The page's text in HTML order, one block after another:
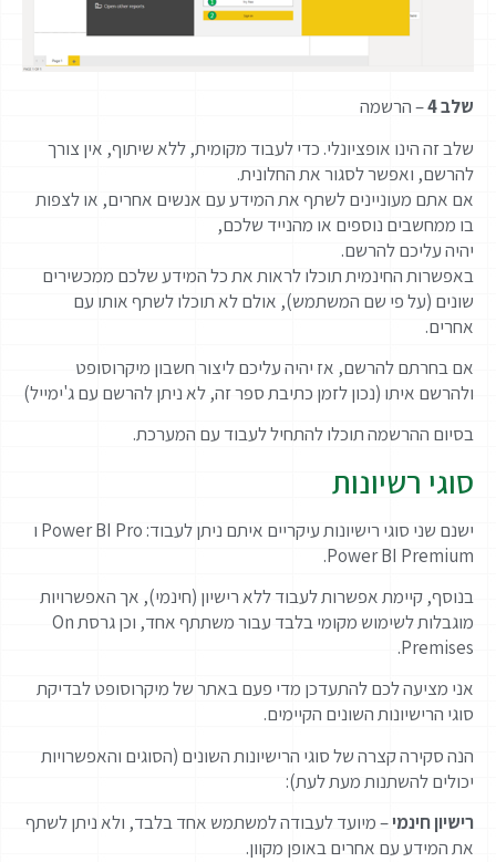
שלב 4 – הרשמה
שלב זה הינו אופציונלי. כדי לעבוד מקומית, ללא שיתוף, אין צורך
להרשם, ואפשר לסגור את החלונית.
אם אתם מעוניינים לשתף את המידע עם אנשים אחרים, או לצפות
בו ממחשבים נוספים או מהנייד שלכם,
יהיה עליכם להרשם.
באפשרות החינמית תוכלו לראות את כל המידע שלכם ממכשירים
שונים (על פי שם המשתמש), אולם לא תוכלו לשתף אותו עם
אחרים.
אם בחרתם להרשם, אז יהיה עליכם ליצור חשבון מיקרוסופט
ולהרשם איתו (נכון לזמן כתיבת ספר זה, לא ניתן להרשם עם ג'ימייל)
בסיום ההרשמה תוכלו להתחיל לעבוד עם המערכת.
סוגי רשיונות
ישנם שני סוגי רישיונות עיקריים איתם ניתן לעבוד: Power BI Pro ו
Power BI Premium.
בנוסף, קיימת אפשרות לעבוד ללא רישיון (חינמי), אך האפשרויות
מוגבלות לשימוש מקומי בלבד עבור משתתף אחד, וכן גרסת On
Premises.
אני מציעה לכם להתעדכן מדי פעם באתר של מיקרוסופט לבדיקת
סוגי הרישיונות השונים הקיימים.
הנה סקירה קצרה של סוגי הרישיונות השונים (הסוגים והאפשרויות
יכולים להשתנות מעת לעת):
רישיון חינמי– מיועד לעבודה למשתמש אחד בלבד, ולא ניתן לשתף
את המידע עם אחרים באופן מקוון.